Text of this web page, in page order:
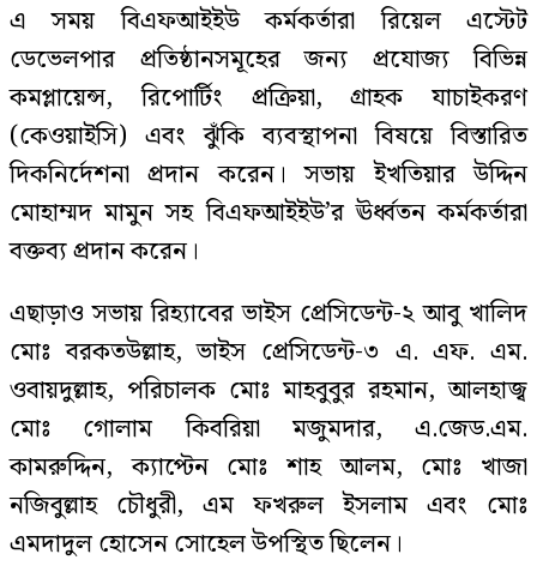
এ সময় বিএফআইইউ কর্মকর্তারা রিয়েল এস্টেট
ডেভেলপার প্রতিষ্ঠানসমূহের জন্য প্রযোজ্য বিভিন্ন
কমপ্লায়েন্স, রিপোর্টিং প্রক্রিয়া, গ্রাহক যাচাইকরণ
(কেওয়াইসি) এবং ঝুঁকি ব্যবস্থাপনা বিষয়ে বিস্তারিত
দিকনির্দেশনা প্রদান করেন। সভায় ইখতিয়ার উদ্দিন
মোহাম্মদ মামুন সহ বিএফআইইউ’র ঊর্ধ্বতন কর্মকর্তারা
বক্তব্য প্রদান করেন।
এছাড়াও সভায় রিহ্যাবের ভাইস প্রেসিডেন্ট-২ আবু খালিদ
মোঃ বরকতউল্লাহ, ভাইস প্রেসিডেন্ট-৩ এ. এফ. এম.
ওবায়দুল্লাহ, পরিচালক মোঃ মাহবুবুর রহমান, আলহাজ্ব
মোঃ গোলাম কিবরিয়া মজুমদার, এ.জেড.এম.
কামরুদ্দিন, ক্যাপ্টেন মোঃ শাহ আলম, মোঃ খাজা
নজিবুল্লাহ চৌধুরী, এম ফখরুল ইসলাম এবং মোঃ
এমদাদুল হোসেন সোহেল উপস্থিত ছিলেন।